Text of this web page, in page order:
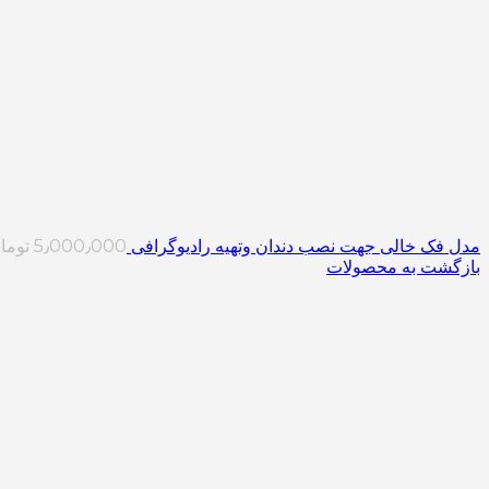
مدل فک خالی جهت نصب دندان وتهیه رادیوگرافی 5٫000٫000
بازگشت به محصولات